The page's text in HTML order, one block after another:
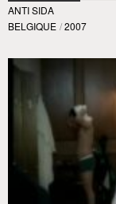
ANTI SIDA
BELGIQUE / 2007